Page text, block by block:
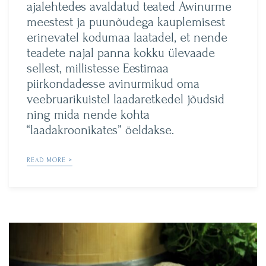
ajalehtedes avaldatud teated Awinurme
meestest ja puunõudega kauplemisest
erinevatel kodumaa laatadel, et nende
teadete najal panna kokku ülevaade
sellest, millistesse Eestimaa
piirkondadesse avinurmikud oma
veebruarikuistel laadaretkedel jõudsid
ning mida nende kohta
“laadakroonikates” öeldakse.
READ MORE >